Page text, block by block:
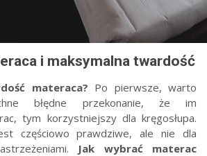
i maksymalna twardość
materaca? Po pierwsze, warto
błędne przekonanie, że im
tym korzystniejszy dla kręgosłupa.
częściowo prawdziwe, ale nie dla
Jak wybrać materac